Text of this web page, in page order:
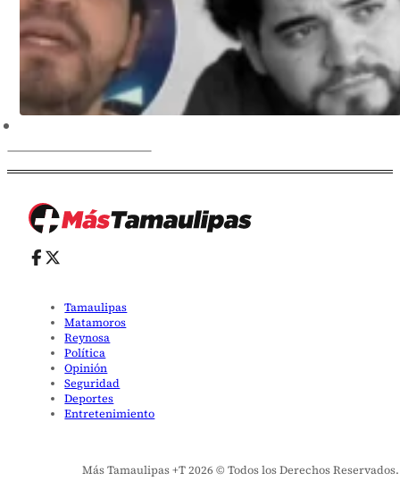
Tamaulipas
Matamoros
Reynosa
Política
Opinión
Seguridad
Deportes
Entretenimiento
Más Tamaulipas +T 2026 © Todos los Derechos